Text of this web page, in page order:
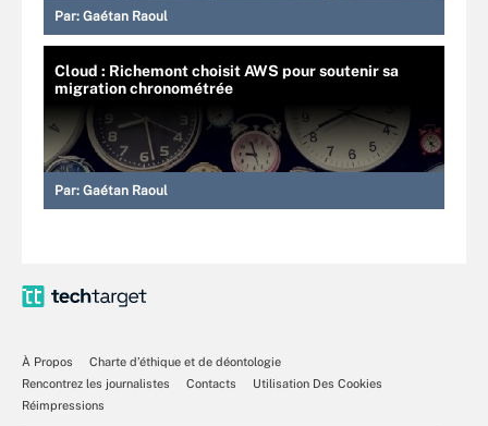
Par: Gaétan Raoul
Cloud : Richemont choisit AWS pour soutenir sa
migration chronométrée
Par: Gaétan Raoul
À Propos
Charte d’éthique et de déontologie
Rencontrez les journalistes
Contacts
Utilisation Des Cookies
Réimpressions